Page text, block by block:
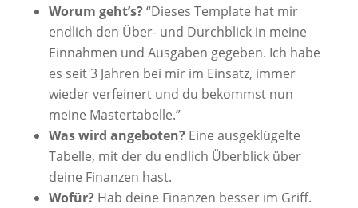
Worum geht’s?“Dieses Template hat mir
endlich den Über- und Durchblick in meine
Einnahmen und Ausgaben gegeben. Ich habe
es seit 3 Jahren bei mir im Einsatz, immer
wieder verfeinert und du bekommst nun
meine Mastertabelle.”
Was wird angeboten? Eine ausgeklügelte
Tabelle, mit der du endlich Überblick über
deine Finanzen hast.
Wofür?Hab deine Finanzen besser im Griff.